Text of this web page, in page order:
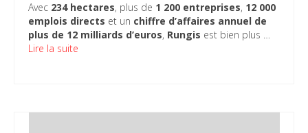
Avec 234 hectares, plus de 1 200 entreprises, 12 000
emplois directs et un chiffre d’affaires annuel de
plus de 12 milliards d’euros, Rungis est bien plus …
Lire la suite